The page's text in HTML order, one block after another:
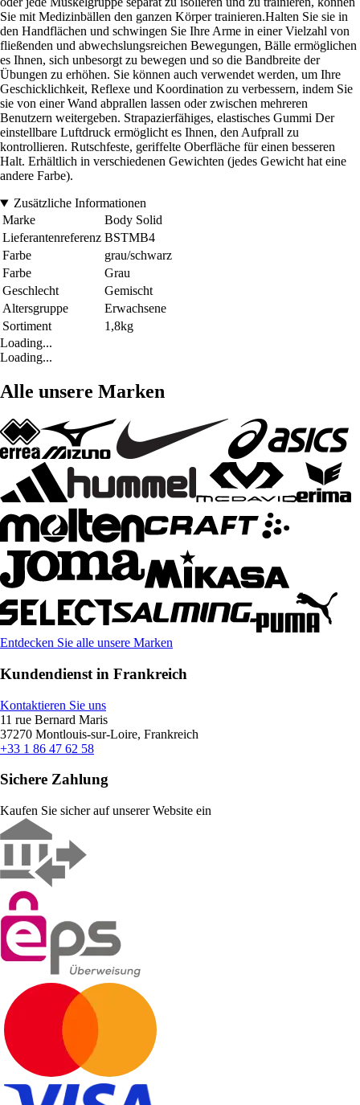
Sie mit Medizinbällen den ganzen Körper trainieren.Halten Sie sie in
den Handflächen und schwingen Sie Ihre Arme in einer Vielzahl von
fließenden und abwechslungsreichen Bewegungen, Bälle ermöglichen
es Ihnen, sich unbesorgt zu bewegen und so die Bandbreite der
Übungen zu erhöhen. Sie können auch verwendet werden, um Ihre
Geschicklichkeit, Reflexe und Koordination zu verbessern, indem Sie
sie von einer Wand abprallen lassen oder zwischen mehreren
Benutzern weitergeben. Strapazierfähiges, elastisches Gummi Der
einstellbare Luftdruck ermöglicht es Ihnen, den Aufprall zu
kontrollieren. Rutschfeste, geriffelte Oberfläche für einen besseren
Halt. Erhältlich in verschiedenen Gewichten (jedes Gewicht hat eine
andere Farbe).
Zusätzliche Informationen
Marke
Body Solid
Lieferantenreferenz BSTMB4
Farbe
grau/schwarz
Farbe
Grau
Geschlecht
Gemischt
Altersgruppe
Erwachsene
Sortiment
1,8kg
Loading...
Loading...
Alle unsere Marken
Entdecken Sie alle unsere Marken
Kundendienst in Frankreich
Kontaktieren Sie uns
11 rue Bernard Maris
37270 Montlouis-sur-Loire, Frankreich
+33 1 86 47 62 58
Sichere Zahlung
Kaufen Sie sicher auf unserer Website ein